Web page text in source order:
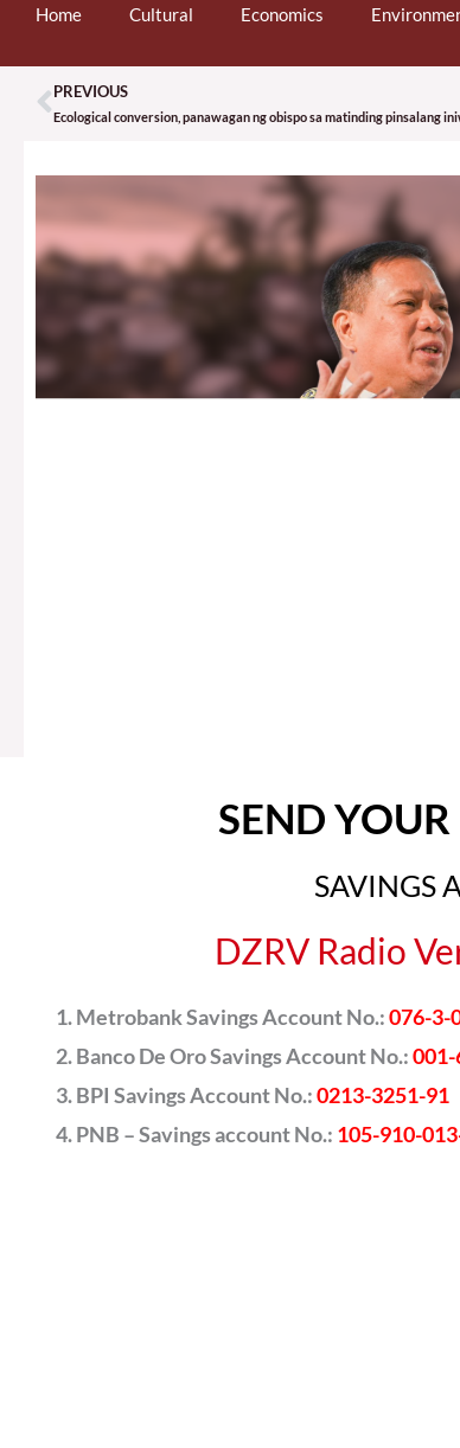
Home Cultural Economics
Prev
PREVIOUS
Ecological conversion, panawagan ng obispo sa matinding pinsalang
SEND
SAVINGS
DZRV Radio
Metrobank Savings Account No.:076-3-
Banco De Oro Savings Account No.:
BPI Savings Account No.:0213-3251-91
PNB – Savings account No.: 105-910-